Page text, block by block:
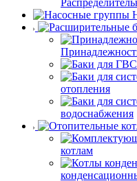
отопления
водоснабжения
котлам